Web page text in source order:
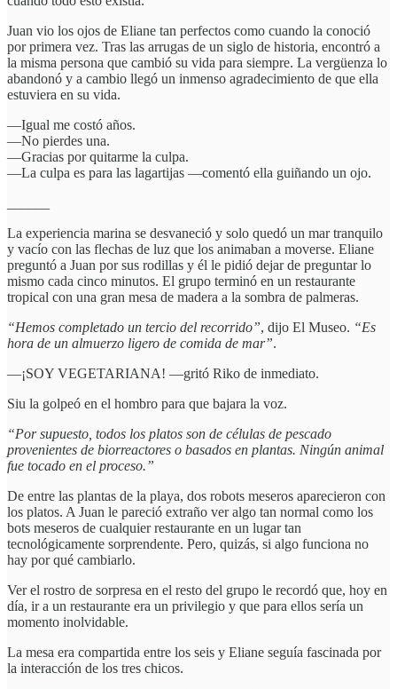
Juan vio los ojos de Eliane tan perfectos como cuando la conoció
por primera vez. Tras las arrugas de un siglo de historia, encontró a
la misma persona que cambió su vida para siempre. La vergüenza lo
abandonó y a cambio llegó un inmenso agradecimiento de que ella
estuviera en su vida.
—Igual me costó años.
—No pierdes una.
—Gracias por quitarme la culpa.
—La culpa es para las lagartijas —comentó ella guiñando un ojo.
La experiencia marina se desvaneció y solo quedó un mar tranquilo
y vacío con las flechas de luz que los animaban a moverse. Eliane
preguntó a Juan por sus rodillas y él le pidió dejar de preguntar lo
mismo cada cinco minutos. El grupo terminó en un restaurante
tropical con una gran mesa de madera a la sombra de palmeras.
“Hemos completado un tercio del recorrido”, dijo El Museo. “Es
hora de un almuerzo ligero de comida de mar”.
—¡SOY VEGETARIANA! —gritó Riko de inmediato.
Siu la golpeó en el hombro para que bajara la voz.
“Por supuesto, todos los platos son de células de pescado
provenientes de biorreactores o basados en plantas. Ningún animal
fue tocado en el proceso.”
De entre las plantas de la playa, dos robots meseros aparecieron con
los platos. A Juan le pareció extraño ver algo tan normal como los
bots meseros de cualquier restaurante en un lugar tan
tecnológicamente sorprendente. Pero, quizás, si algo funciona no
hay por qué cambiarlo.
Ver el rostro de sorpresa en el resto del grupo le recordó que, hoy en
día, ir a un restaurante era un privilegio y que para ellos sería un
momento inolvidable.
La mesa era compartida entre los seis y Eliane seguía fascinada por
la interacción de los tres chicos.